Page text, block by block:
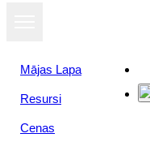
Mājas Lapa
Resursi
Cenas
Skatīt kā
slaidrādi